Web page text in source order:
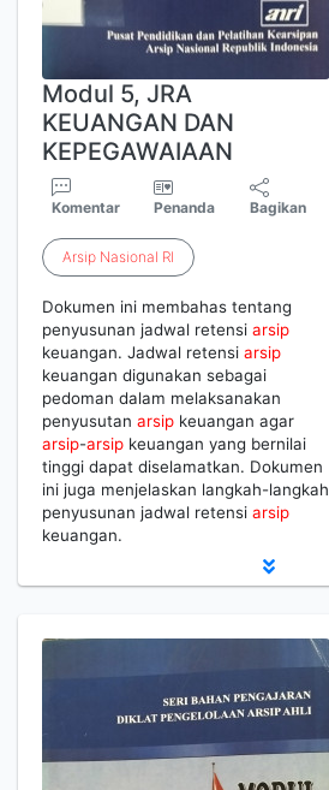
Modul 5, JRA
KEUANGAN DAN
KEPEGAWAIAAN
Komentar Penanda Bagikan
Arsip Nasional RI
Dokumen ini membahas tentang
penyusunan jadwal retensi arsip
keuangan. Jadwal retensi arsip
keuangan digunakan sebagai
pedoman dalam melaksanakan
penyusutan arsip keuangan agar
arsip-arsip keuangan yang bernilai
tinggi dapat diselamatkan. Dokumen
ini juga menjelaskan langkah-langkah
penyusunan jadwal retensi arsip
keuangan.